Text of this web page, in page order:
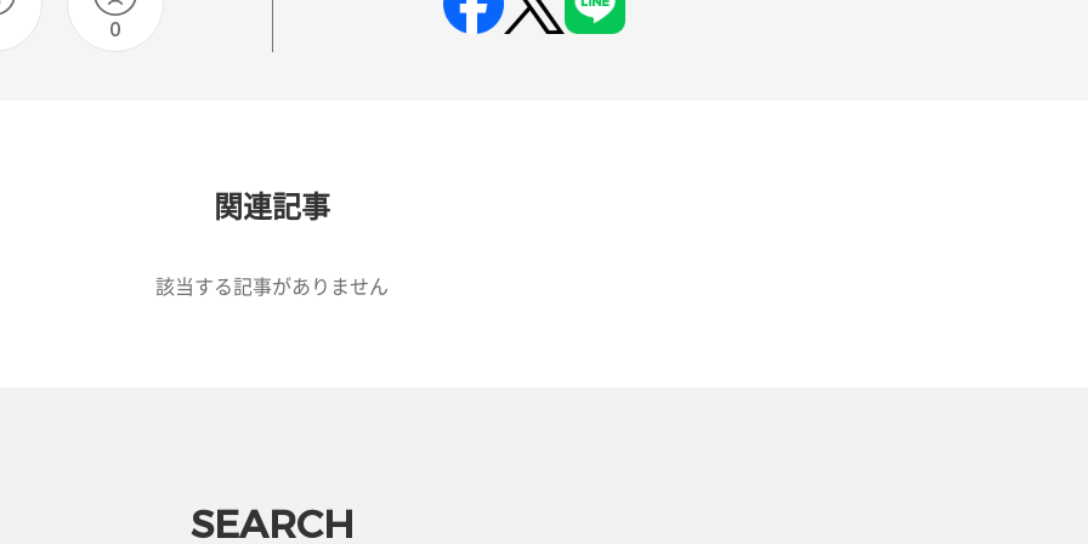
0
関連記事
該当する記事がありません
SEARCH